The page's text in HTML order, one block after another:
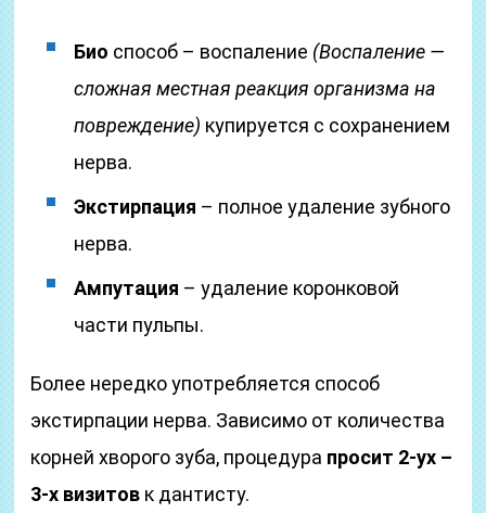
Био способ – воспаление (Воспаление —
сложная местная реакция организма на
повреждение) купируется с сохранением
нерва.
Экстирпация – полное удаление зубного
нерва.
Ампутация – удаление коронковой
части пульпы.
Более нередко употребляется способ
экстирпации нерва. Зависимо от количества
корней хворого зуба, процедура просит 2-ух –
3-х визитов к дантисту.